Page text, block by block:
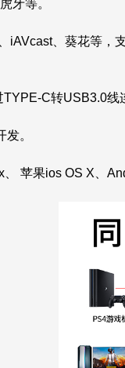
牙等。
、葵花等，
C转USB3.0线
。
苹果ios OS X、